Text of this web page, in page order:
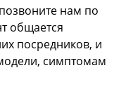
нам по
общается
посредников, и
симптомам